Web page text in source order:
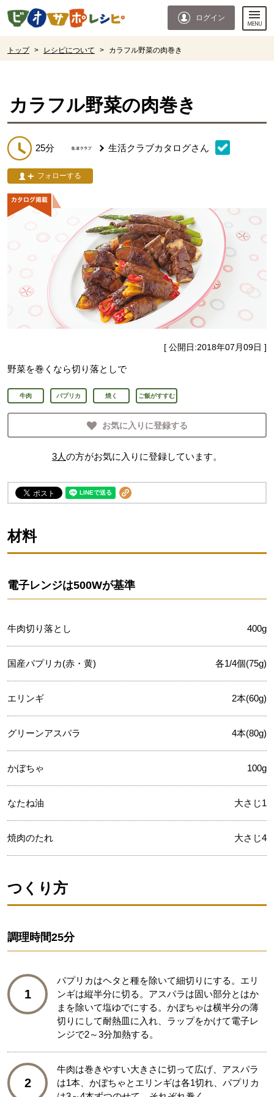
ページの先頭です。
ログイン
トップ > レシピについて > カラフル野菜の肉巻き
カラフル野菜の肉巻き
25分 生活クラブカタログさん
フォローする
[ 公開日:2018年07月09日 ]
野菜を巻くなら切り落としで
牛肉 パプリカ 焼く ご飯がすすむ
お気に入りに登録する
3人の方がお気に入りに登録しています。
材料
電子レンジは500Wが基準
牛肉切り落とし 400g
国産パプリカ(赤・黄) 各1/4個(75g)
エリンギ 2本(60g)
グリーンアスパラ 4本(80g)
かぼちゃ 100g
なたね油 大さじ1
焼肉のたれ 大さじ4
つくり方
調理時間25分
1
パプリカはヘタと種を除いて細切りにする。エリ
ンギは縦半分に切る。アスパラは固い部分とはか
まを除いて塩ゆでにする。かぼちゃは横半分の薄
切りにして耐熱皿に入れ、ラップをかけて電子レ
ンジで2～3分加熱する。
2
牛肉は巻きやすい大きさに切って広げ、アスパラ
は1本、かぼちゃとエリンギは各1切れ、パプリカ